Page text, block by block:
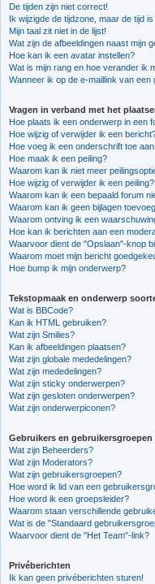
De tijden zijn niet correct!
Ik wijzigde de tijdzone, maar de tijd
Mijn taal zit niet in de lijst!
Wat zijn de afbeeldingen naast mijn
Hoe kan ik een avatar instellen?
Wat is mijn rang en hoe verander ik
Wanneer ik op de e-maillink van
Vragen in verband met het
Hoe plaats ik een onderwerp in een
Hoe wijzig of verwijder ik een
Hoe voeg ik een onderschrift toe
Hoe maak ik een peiling?
Waarom kan ik niet meer
Hoe wijzig of verwijder ik een peiling?
Waarom kan ik een bepaald forum
Waarom kan ik geen bijlagen
Waarom ontving ik een
Hoe kan ik berichten aan een
Waarvoor dient de "Opslaan"-knop
Waarom moet mijn bericht
Hoe bump ik mijn onderwerp?
Tekstopmaak en onderwerp
Wat is BBCode?
Kan ik HTML gebruiken?
Wat zijn Smilies?
Kan ik afbeeldingen plaatsen?
Wat zijn globale mededelingen?
Wat zijn mededelingen?
Wat zijn sticky onderwerpen?
Wat zijn gesloten onderwerpen?
Wat zijn onderwerpiconen?
Gebruikers en gebruikersgroepen
Wat zijn Beheerders?
Wat zijn Moderators?
Wat zijn gebruikersgroepen?
Hoe word ik lid van een
Hoe word ik een groepsleider?
Waarom staan verschillende
Wat is de "Standaard
Waarvoor dient de "Het Team"-link?
Privéberichten
Ik kan geen privéberichten sturen!